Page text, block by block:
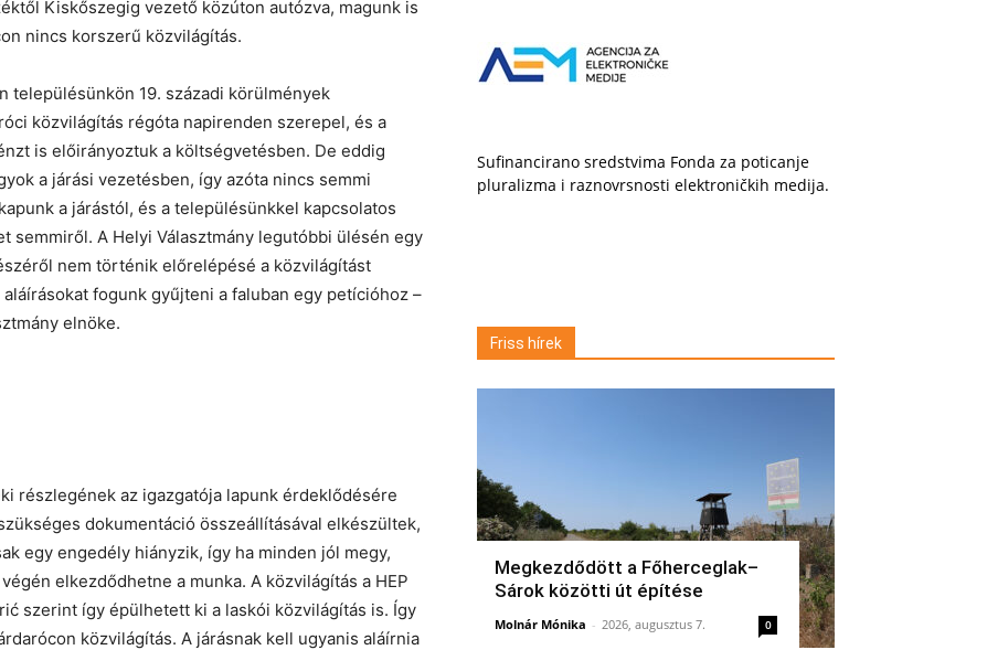
Kiskőszegig vezető közúton autózva, magunk is
nincs korszerű közvilágítás.
településünkön 19. századi körülmények
közvilágítás régóta napirenden szerepel, és a
is előirányoztuk a költségvetésben. De eddig
a járási vezetésben, így azóta nincs semmi
a járástól, és a településünkkel kapcsolatos
semmiről. A Helyi Választmány legutóbbi ülésén egy
nem történik előrelépésé a közvilágítást
fogunk gyűjteni a faluban egy petícióhoz –
elnöke.
részlegének az igazgatója lapunk érdeklődésére
dokumentáció összeállításával elkészültek,
egy engedély hiányzik, így ha minden jól megy,
elkezdődhetne a munka. A közvilágítás a HEP
szerint így épülhetett ki a laskói közvilágítás is. Így
közvilágítás. A járásnak kell ugyanis aláírnia
Sufinancirano sredstvima Fonda za poticanje
pluralizma i raznovrsnosti elektroničkih medija.
Friss hírek
Megkezdődött a Főherceglak–
Sárok közötti út építése
Molnár Mónika - 2026, augusztus 7. 0